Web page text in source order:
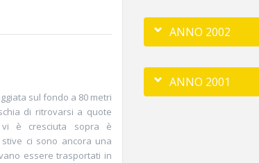
sul fondo a 80 metri
di ritrovarsi a quote
vi è cresciuta sopra è
ci sono ancora una
essere trasportati in
ANNO 2002
ANNO 2001